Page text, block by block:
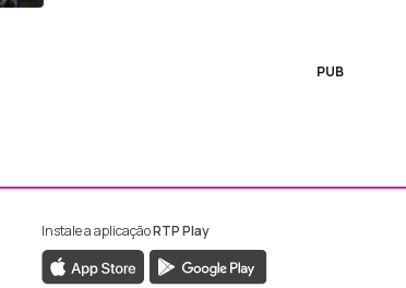
PUB
RTP Madeira
da RTP Madeira
Instale a aplicaçãoRTP Play